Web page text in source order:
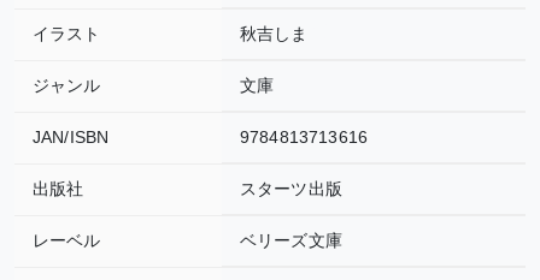
イラスト 秋吉しま
ジャンル 文庫
JAN/ISBN 9784813713616
出版社 スターツ出版
レーベル ベリーズ文庫